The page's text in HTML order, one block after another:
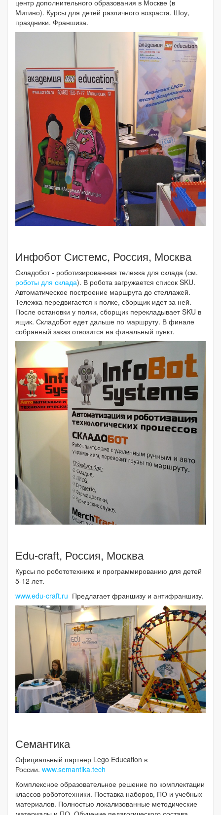
центр дополнительного образования в Москве (в
Митино). Курсы для детей различного возраста. Шоу,
праздники. Франшиза.
Инфобот Системс, Россия, Москва
Складобот - роботизированная тележка для склада (см.
роботы для склада). В робота загружается список SKU.
Автоматическое построение маршрута до стеллажей.
Тележка передвигается к полке, сборщик идет за ней.
После остановки у полки, сборщик перекладывает SKU в
ящик. СкладоБот едет дальше по маршруту. В финале
собранный заказ отвозится на финальный пункт.
Edu-craft, Россия, Москва
Курсы по робототехнике и программированию для детей
5-12 лет.
www.edu-craft.ru Предлагает франшизу и антифраншизу.
Семантика
Официальный партнер Lego Education в
России. www.semantika.tech
Комплексное образовательное решение по комплектации
классов робототехники. Поставка наборов, ПО и учебных
материалов. Полностью локализованные методические